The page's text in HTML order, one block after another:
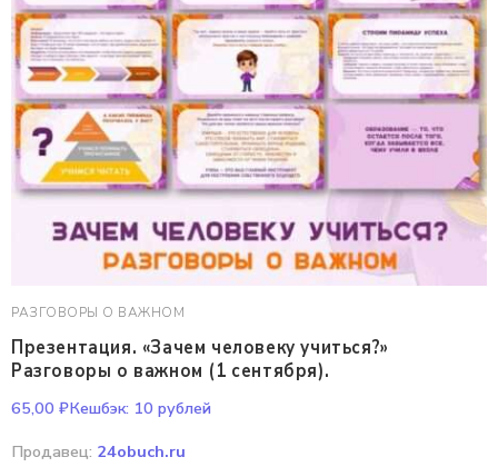
РАЗГОВОРЫ О ВАЖНОМ
Презентация. «Зачем человеку учиться?»
Разговоры о важном (1 сентября).
65,00 ₽Кешбэк: 10 рублей
Продавец: 24obuch.ru